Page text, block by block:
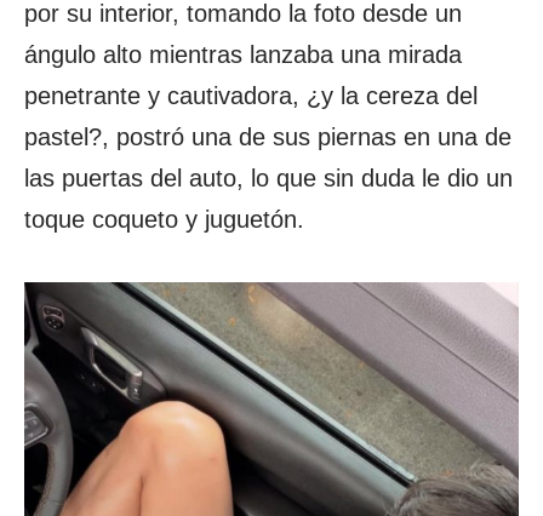
por su interior, tomando la foto desde un
ángulo alto mientras lanzaba una mirada
penetrante y cautivadora, ¿y la cereza del
pastel?, postró una de sus piernas en una de
las puertas del auto, lo que sin duda le dio un
toque coqueto y juguetón.